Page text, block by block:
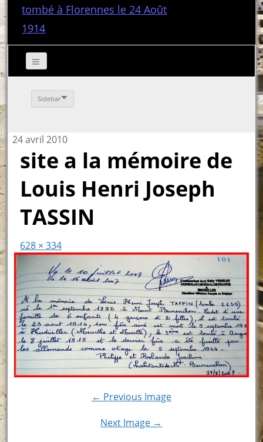
tombé à Florennes le 24 Août
1914
Sidebar
24 avril 2010
site a la mémoire de
Louis Henri Joseph
TASSIN
628 × 334
← Previous Image
Next Image →